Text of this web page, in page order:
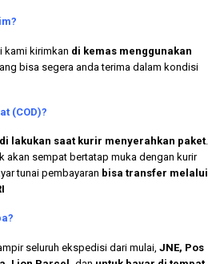
kami kirimkan di kemas menggunakan
bisa segera anda terima dalam kondisi
(COD)?
lakukan saat kurir menyerahkan paket.
akan sempat bertatap muka dengan kurir
tunai pembayaran bisa transfer melalui
seluruh ekspedisi dari mulai, JNE, Pos